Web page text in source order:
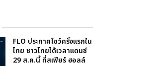
FLO ประกาศโชว์ครั้งแรกใน
ไทย ชาวไทยได้เวลาแดนซ์
29 ส.ค.นี้ ที่สเฟียร์ ฮอลล์